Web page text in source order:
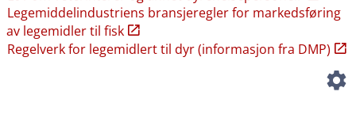
Legemiddelindustriens bransjeregler for markedsføring
av legemidler til fisk
Regelverk for legemidlert til dyr (informasjon fra DMP)